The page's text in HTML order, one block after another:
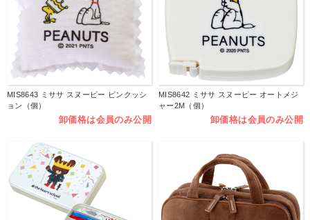
MIS8643 ミササ スヌーピー ピンクッシ
ョン（個）
卸価格は会員のみ公開
MIS8642 ミササ スヌーピー オートメジ
ャー2M（個）
卸価格は会員のみ公開